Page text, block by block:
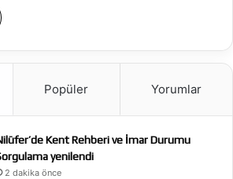
Popüler Yorumlar
Kent Rehberi ve İmar Durumu
yenilendi
2 dakika önce